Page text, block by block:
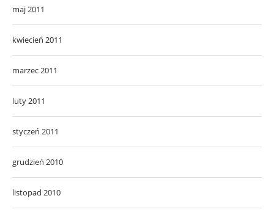
maj 2011
kwiecień 2011
marzec 2011
luty 2011
styczeń 2011
grudzień 2010
listopad 2010